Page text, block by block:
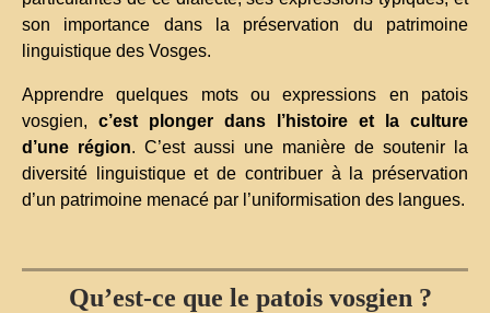
son importance dans la préservation du patrimoine
linguistique des Vosges.
Apprendre quelques mots ou expressions en patois
vosgien, c’est plonger dans l’histoire et la culture
d’une région. C’est aussi une manière de soutenir la
diversité linguistique et de contribuer à la préservation
d’un patrimoine menacé par l’uniformisation des langues.
Qu’est-ce que le patois vosgien ?